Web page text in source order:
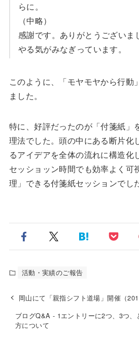
らに。
（中略）
感謝です。ありがとうございま
やる気がみなぎっています。
このように、「モヤモヤから行動
ました。
特に、好評だったのが「付箋紙」
理法でした。頭の中にある断片化
るアイデアを全体の流れに構造化
セッショッン時間でも効率よく可
理」できる付箋紙セッションでした
活動・実績のご報告
岡山にて「親指シフト道場」開催（
ブログQ&A - 1エントリーに2つ、3つ、
方について